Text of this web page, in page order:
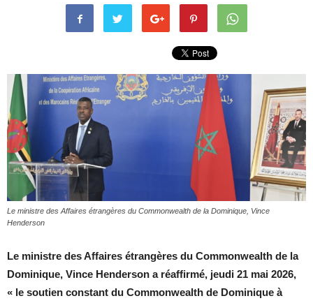
Le ministre des Affaires étrangères du Commonwealth de la Dominique, Vince
Henderson
Le ministre des Affaires étrangères du Commonwealth de la
Dominique, Vince Henderson a réaffirmé, jeudi 21 mai 2026,
« le soutien constant du Commonwealth de Dominique à